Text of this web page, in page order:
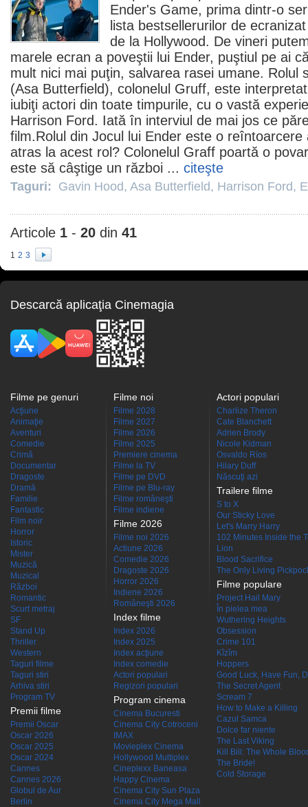
Ender's Game, prima dintr-o
lista bestsellerurilor de
de la Hollywood. De vineri
marele ecran a poveştii lui Ender, puştiul pe ai
mult nici mai puţin, salvarea rasei umane. Rolul
(Asa Butterfield), colonelul Gruff, este
iubiţi actori din toate timpurile, cu o vastă
Harrison Ford. Iată în interviul de mai jos ce
film.Rolul din Jocul lui Ender este o
atras la acest rol? Colonelul Graff poartă o
este să câştige un război ... citeşte
Taguri: Gavin Hood, Asa Butterfield, Harrison Ford,
Articole 1 - 20 din 41
1 2 3
Descarcă aplicaţia Cinemagia
Filme pe genuri
Acţiune
Animaţie
Aventuri
Comedie
Crimă
Documentar
Dragoste
Dramă
Familie
Fantastic
Film noir
Horror
Istoric
Mister
Muzică
Muzical
Război
Romantic
Scurt metraj
SF
Stand Up
Thriller
Western
Taguri filme
Taguri stiri
Arhiva stiri
Program TV
Premii filme
Premii Oscar
Oscar 2026
Oscar 2025
Oscar 2024
Cannes
Cannes 2026
Globul de Aur
Berlin
Filme noi
Filme 2028
Filme 2027
Filme 2026
Filme 2025
Premiere cinema
Filme la TV
Filme pe DVD
Filme pe Blu-ray
Filme româneşti
Filme indiene
Filme 2026
Filme noi 2026
Actiune 2026
Comedie 2026
Dragoste 2026
Horror 2026
Indiene 2026
Româneşti 2026
Index filme
Index 2026
Index 2025
Index acţiune
Index comedie
Actori populari
Regizori populari
Program cinema
Cinema Bucuresti
Cinema City Cotroceni
IMAX
Movieplex Cinema
Hollywood Multiplex
Cineplexx Baneasa
Happy Cinema
Cinema City Sun Plaza
Cinema City Mega Mall
Actori populari
Charlize Theron
Cate Blanchett
Adrien Brody
Nicole Kidman
Osvaldo Ríos
Hilary Duff
Născuţi azi
Trailere filme
S to X
Our Sticky Love
Let's Marry Harry
102 Minutes Inside the
Lion
Blood Sacrifice
The Only Living
Filme populare
Project Hail Mary
În pielea mea
Wuthering Heights
Obsession
Crime 101
Kîzîm
Hoppers
Good Luck, Have Fun,
The Secret Agent
Scream 7
How to Make a Killing
Cazul Samca
Dolce far niente
The Last Viking
Kill Bill: The Whole
The Bride!
Cold Storage